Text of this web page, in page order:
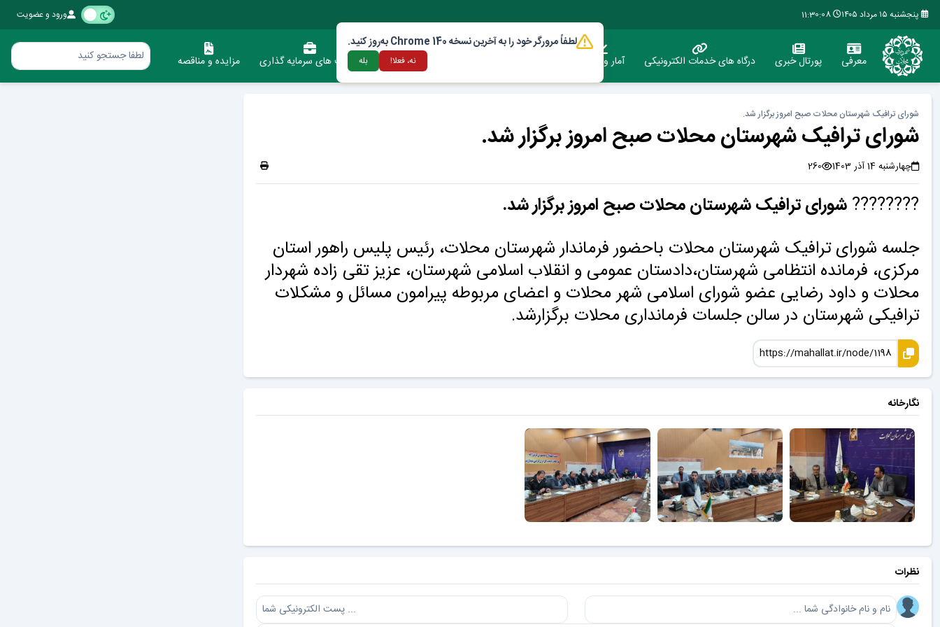
پنجشنبه ۱۵ مرداد ۱۴۰۵ 11:30:08 ورود و عضویت
معرفی پورتال خبری درگاه های خدمات الکترونیکی آمار وعملکرد ارتباط با شهرداری فرصت های سرمایه گذاری مزایده و مناقصه
شورای ترافیک شهرستان محلات صبح امروز برگزار شد.
شورای ترافیک شهرستان محلات صبح امروز برگزار شد.
چهارشنبه 14 آذر 1403 260
???????? شورای ترافیک شهرستان محلات صبح امروز برگزار شد.
جلسه شورای ترافیک شهرستان محلات باحضور فرماندار شهرستان محلات، رئیس پلیس راهور استان
مرکزی، فرمانده انتظامی شهرستان،دادستان عمومی و انقلاب اسلامی شهرستان، عزیز تقی زاده شهردار
محلات و داود رضایی عضو شورای اسلامی شهر محلات و اعضای مربوطه پیرامون مسائل و مشکلات
ترافیکی شهرستان در سالن جلسات فرمانداری محلات برگزارشد.
نگارخانه
نظرات
لطفاً مرورگر خود را به آخرین نسخه Chrome 140 به‌روز کنید.
نه، فعلا! بله